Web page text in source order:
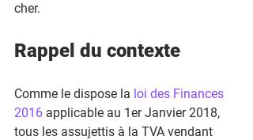
cher.
Rappel du contexte
Comme le dispose la loi des Finances
2016 applicable au 1er Janvier 2018,
tous les assujettis à la TVA vendant